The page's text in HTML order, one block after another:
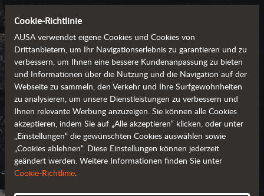
AUSA WELTWEIT
Cookie-Richtlinie
AUSA verwendet eigene Cookies und Cookies von
Drittanbietern, um Ihr Navigationserlebnis zu garantieren und zu
verbessern, um Ihnen eine bessere Kundenanpassung zu bieten
und Informationen über die Nutzung und die Navigation auf der
Webseite zu sammeln, den Verkehr und Ihre Surfgewohnheiten
zu analysieren, um unsere Dienstleistungen zu verbessern und
Ihnen relevante Werbung anzuzeigen. Sie können alle Cookies
akzeptieren, indem Sie auf „Alle akzeptieren“ klicken, oder unter
„Einstellungen“ die gewünschten Cookies auswählen sowie
„Cookies ablehnen“. Diese Einstellungen können jederzeit
geändert werden. Weitere Informationen finden Sie unter
Cookie-Richtlinie.